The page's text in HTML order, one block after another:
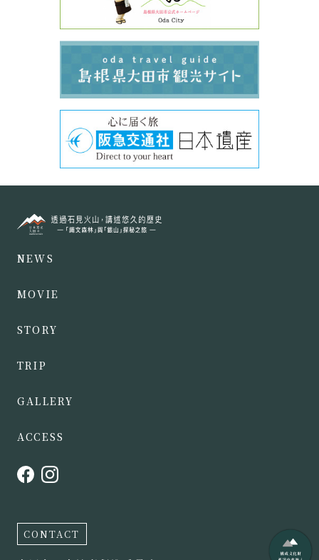
NEWS
MOVIE
STORY
TRIP
GALLERY
ACCESS
CONTACT